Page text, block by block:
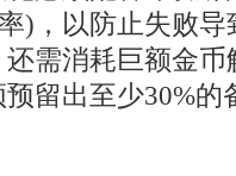
)，以防止失败
需消耗巨额金
留出至少30%的